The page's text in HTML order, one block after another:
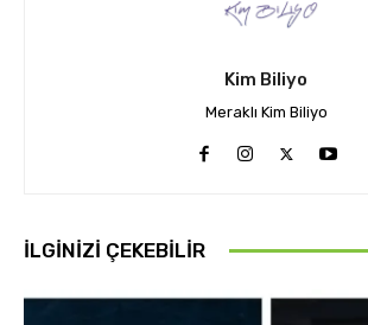
Kim Biliyo
Meraklı Kim Biliyo
İLGINIZI ÇEKEBILIR